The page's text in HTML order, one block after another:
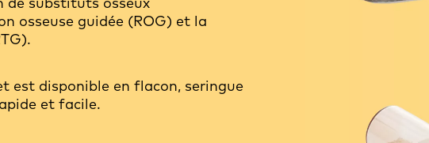
osseuse guidée (ROG) et la
est disponible en flacon, seringue
et facile.